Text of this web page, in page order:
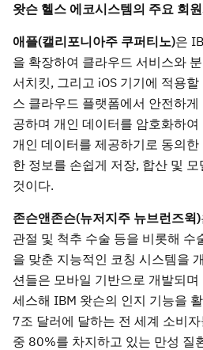
왓슨 헬스 에코시스템의 주요 회
애플(캘리포니아주 쿠퍼티노)은
을 확장하여 클라우드 서비스와
서치킷, 그리고 iOS 기기에 적용
스 클라우드 플랫폼에서 안전하
공하며 개인 데이터를 암호화하
개인 데이터를 제공하기로 동의
한 정보를 손쉽게 저장, 합산 및
것이다.
존슨앤존슨(뉴저지주 뉴브런즈윅)
관절 및 척추 수술 등을 비롯해 수
을 맞춘 지능적인 코칭 시스템을
션들은 모바일 기반으로 개발되
세스해 IBM 왓슨의 인지 기능을
7조 달러에 달하는 전 세계 소비
중 80%를 차지하고 있는 만성 질